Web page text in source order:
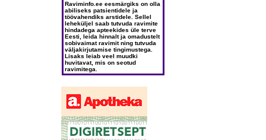
Raviminfo.ee eesmärgiks on olla
abiliseks patsientidele ja
töövahendiks arstidele. Sellel
leheküljel saab tutvuda ravimite
hindadega apteekides üle terve
Eesti, leida hinnalt ja omadustelt
sobivaimat ravimit ning tutvuda
väljakirjutamise tingimustega.
Lisaks leiab veel muudki
huvitavat, mis on seotud
ravimitega.